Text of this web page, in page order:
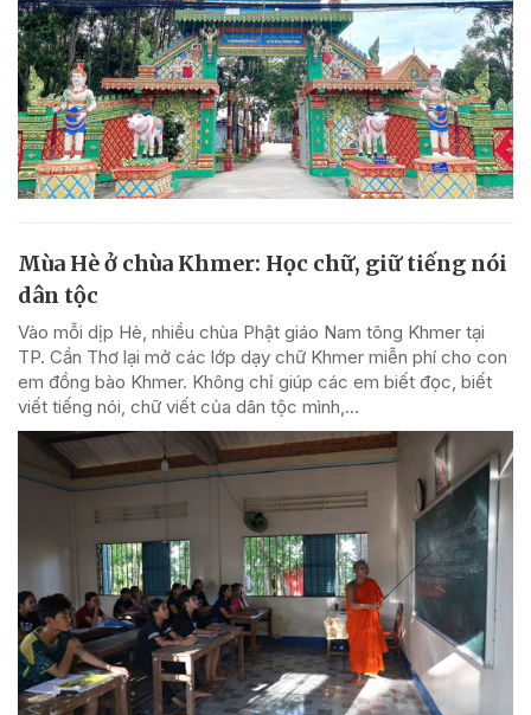
Mùa Hè ở chùa Khmer: Học chữ, giữ tiếng nói
dân tộc
Vào mỗi dịp Hè, nhiều chùa Phật giáo Nam tông Khmer tại
TP. Cần Thơ lại mở các lớp dạy chữ Khmer miễn phí cho con
em đồng bào Khmer. Không chỉ giúp các em biết đọc, biết
viết tiếng nói, chữ viết của dân tộc mình,...